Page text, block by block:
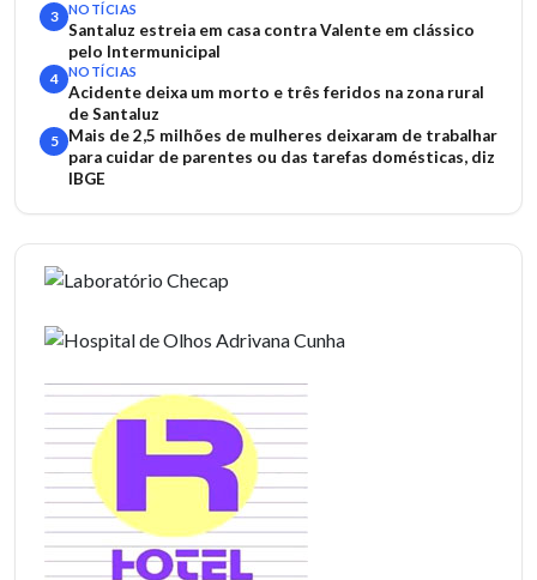
3 NOTÍCIAS
Santaluz estreia em casa contra Valente em clássico
pelo Intermunicipal
4 NOTÍCIAS
Acidente deixa um morto e três feridos na zona rural
de Santaluz
5
Mais de 2,5 milhões de mulheres deixaram de trabalhar
para cuidar de parentes ou das tarefas domésticas, diz
IBGE